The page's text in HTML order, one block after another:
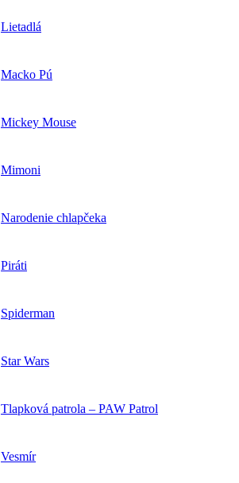
Lietadlá
Macko Pú
Mickey Mouse
Mimoni
Narodenie chlapčeka
Piráti
Spiderman
Star Wars
Tlapková patrola – PAW Patrol
Vesmír